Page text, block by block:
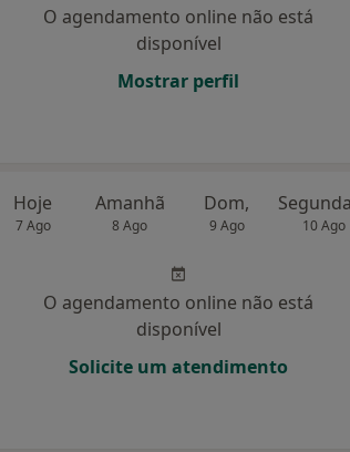
O agendamento online não está
disponível
Mostrar perfil
Hoje
7 Ago
Amanhã
8 Ago
Dom,
9 Ago 10 Ago
O agendamento online não está
disponível
Solicite um atendimento